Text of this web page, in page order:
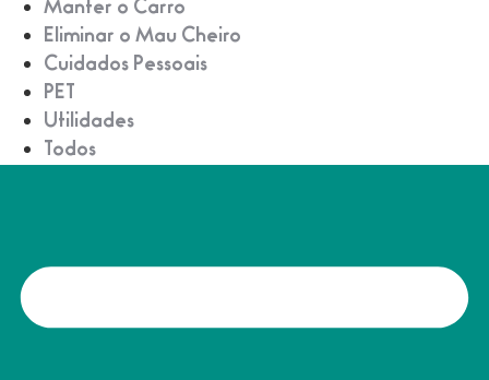
Manter o Carro
Eliminar o Mau Cheiro
Cuidados Pessoais
PET
Utilidades
Todos